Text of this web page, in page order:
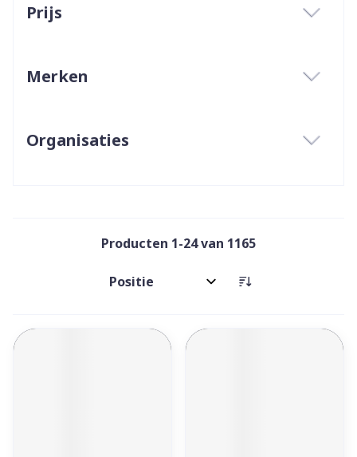
Prijs
Merken
Organisaties
Producten 1-24van 1165
Sorteer op: